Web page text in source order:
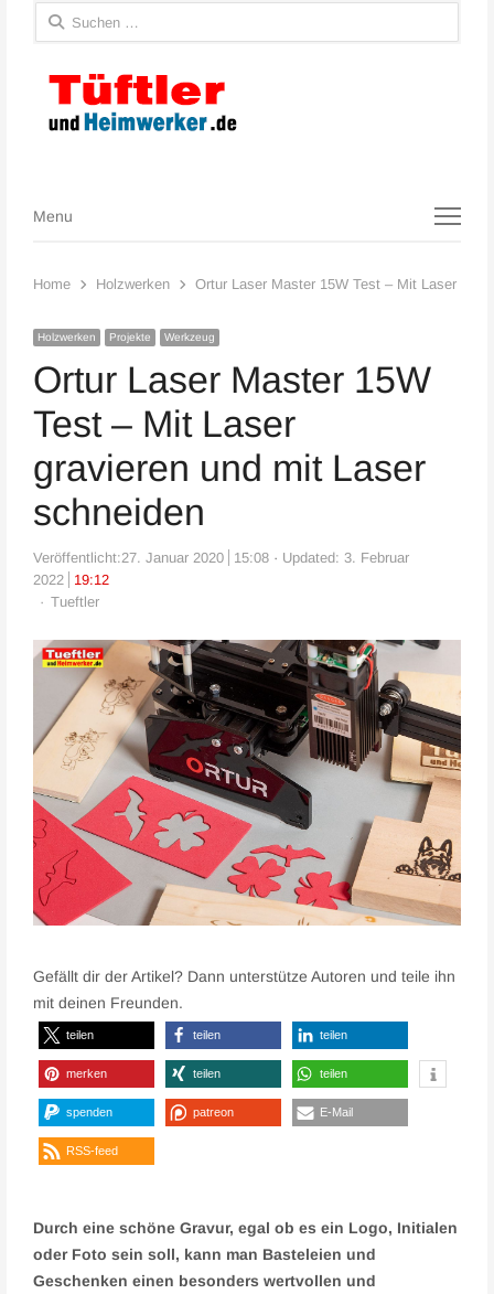
Suchen
nach:
Menu
Menu
Home Holzwerken Ortur Laser Master 15W Test – Mit Laser
Holzwerken Projekte Werkzeug
Ortur Laser Master 15W
Test – Mit Laser
gravieren und mit Laser
schneiden
Veröffentlicht:27. Januar 2020 15:08
Updated: 3. Februar
2022
19:12
Author
Tueftler
Gefällt dir der Artikel? Dann unterstütze Autoren und teile ihn
mit deinen Freunden.
teilen teilen teilen
merken teilen teilen
spenden patreon E-Mail
RSS-feed
Durch eine schöne Gravur, egal ob es ein Logo, Initialen
oder Foto sein soll, kann man Basteleien und
Geschenken einen besonders wertvollen und